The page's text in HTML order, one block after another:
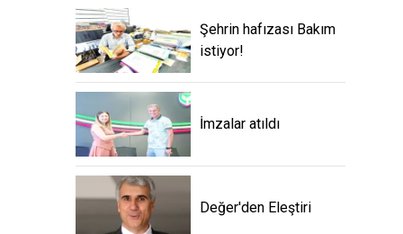
Şehrin hafızası Bakım
istiyor!
İmzalar atıldı
Değer'den Eleştiri